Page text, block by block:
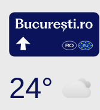
24